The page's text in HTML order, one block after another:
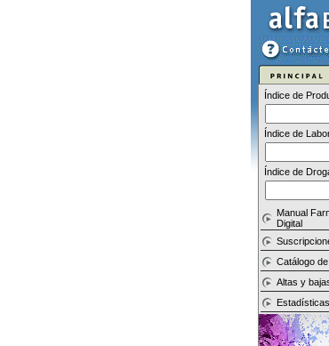
Índice de
Índice de
Índice de
Manual
Digital
Catálogo
Altas y
Estadísticas